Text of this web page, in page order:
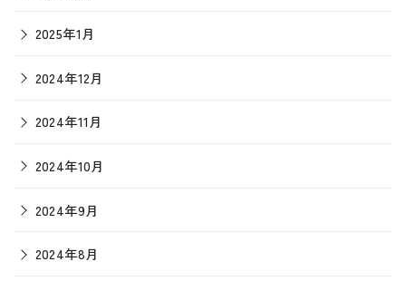
2025年1月
2024年12月
2024年11月
2024年10月
2024年9月
2024年8月